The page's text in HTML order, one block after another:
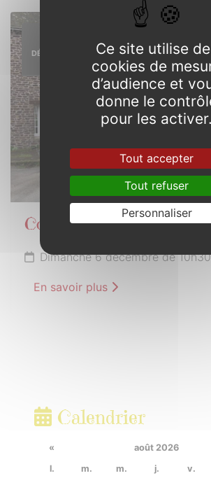
DÉCEMBRE
Commémoration 6
Dimanche 6 décembre de
En savoir plus
Calendrier
« août 2026
l.
m. m. j. v.
Ce site utilise
cookies de
d’audience et
donne le
pour les activer.
Tout accepter
Tout refuser
Personnaliser